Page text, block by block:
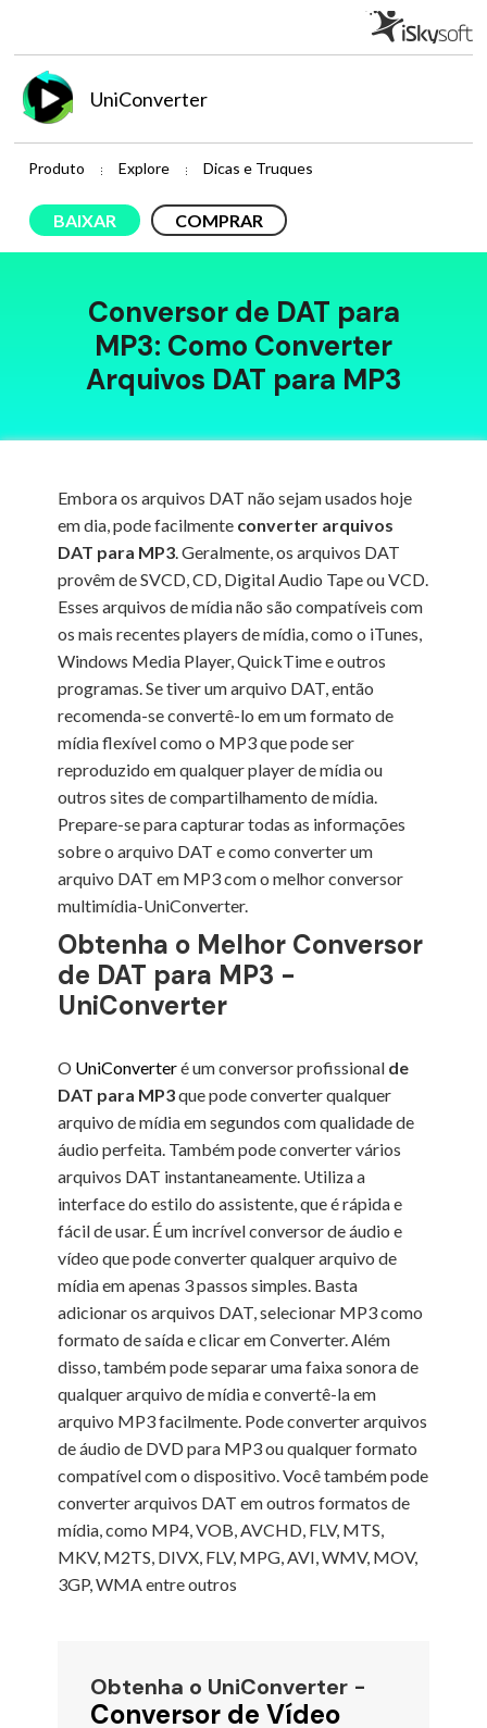
UniConverter
Produto Explore Dicas e Truques
BAIXAR COMPRAR
Conversor de DAT para
MP3: Como Converter
Arquivos DAT para MP3
Embora os arquivos DAT não sejam usados hoje
em dia, pode facilmente converter arquivos
DAT para MP3 . Geralmente, os arquivos DAT
provêm de SVCD, CD, Digital Audio Tape ou VCD.
Esses arquivos de mídia não são compatíveis com
os mais recentes players de mídia, como o iTunes,
Windows Media Player, QuickTime e outros
programas. Se tiver um arquivo DAT, então
recomenda-se convertê-lo em um formato de
mídia flexível como o MP3 que pode ser
reproduzido em qualquer player de mídia ou
outros sites de compartilhamento de mídia.
Prepare-se para capturar todas as informações
sobre o arquivo DAT e como converter um
arquivo DAT em MP3 com o melhor conversor
multimídia-UniConverter.
Obtenha o Melhor Conversor
de DAT para MP3 -
UniConverter
O UniConverteré um conversor profissional de
DAT para MP3que pode converter qualquer
arquivo de mídia em segundos com qualidade de
áudio perfeita. Também pode converter vários
arquivos DAT instantaneamente. Utiliza a
interface do estilo do assistente, que é rápida e
fácil de usar. É um incrível conversor de áudio e
vídeo que pode converter qualquer arquivo de
mídia em apenas 3 passos simples. Basta
adicionar os arquivos DAT, selecionar MP3 como
formato de saída e clicar em Converter. Além
disso, também pode separar uma faixa sonora de
qualquer arquivo de mídia e convertê-la em
arquivo MP3 facilmente. Pode converter arquivos
de áudio de DVD para MP3 ou qualquer formato
compatível com o dispositivo. Você também pode
converter arquivos DAT em outros formatos de
mídia, como MP4, VOB, AVCHD, FLV, MTS,
MKV, M2TS, DIVX, FLV, MPG, AVI, WMV, MOV,
3GP, WMA entre outros
Obtenha o UniConverter -
Conversor de Vídeo